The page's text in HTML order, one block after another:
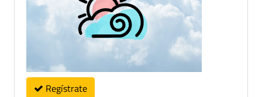
Regístrate